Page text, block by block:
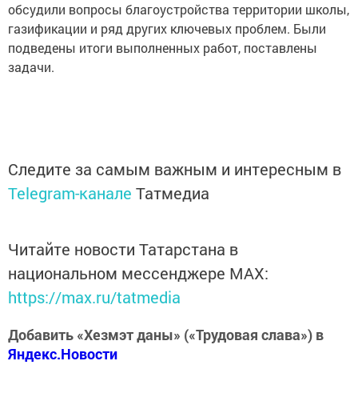
обсудили вопросы благоустройства территории школы,
газификации и ряд других ключевых проблем. Были
подведены итоги выполненных работ, поставлены
задачи.
Следите за самым важным и интересным в
Telegram-канале Татмедиа
Читайте новости Татарстана в
национальном мессенджере MАХ:
https://max.ru/tatmedia
Добавить «Хезмэт даны» («Трудовая слава») в
Яндекс.Новости